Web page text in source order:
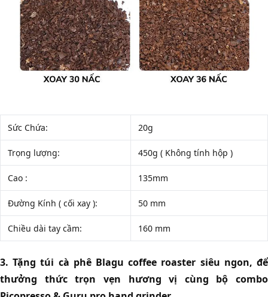
Sức Chứa: 20g
Trọng lượng: 450g ( Không tính hộp )
Cao : 135mm
Đường Kính ( cối xay ): 50 mm
Chiều dài tay cầm: 160 mm
3. Tặng túi cà phê Blagu coffee roaster siêu ngon, để
thưởng thức trọn vẹn hương vị cùng bộ combo